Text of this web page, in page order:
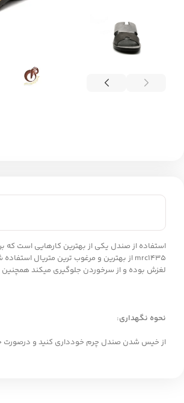
استفاده از صندل یکی از بهترین کارهایی است که
mrc1435 از بهترین و مرغوب ترین متریال استفاده شده و شما با پرداخت کمترین هزینه میتوانید این صندل مردانه زیبا و باکیفیت را تهیه کنید.
لغزش بوده و از سرخوردن جلوگیری میکند همچنین
نحوه نگهداری:
از خیس شدن صندل چرم خودداری کنید و